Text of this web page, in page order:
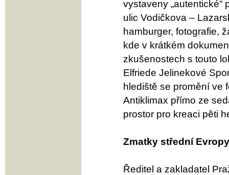
vystaveny
ulic Vodičkova –
hamburger, fotografie,
kde v krátkém
zkušenostech s touto
Elfriede Jelinekové
hlediště se promění ve
Antiklimax přímo ze
prostor pro kreaci pěti
Zmatky střední Evropy
Ředitel a zakladatel